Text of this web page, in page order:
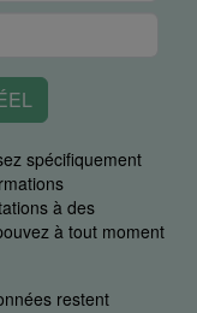
spécifiquement
à des
à tout moment
restent